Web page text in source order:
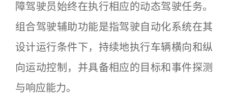
障驾驶员始终在执行相应的动态驾驶任务。
组合驾驶辅助功能是指驾驶自动化系统在其
设计运行条件下，持续地执行车辆横向和纵
向运动控制，并具备相应的目标和事件探测
与响应能力。